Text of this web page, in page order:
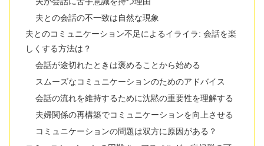
夫との会話の不一致は自然な現象
夫とのコミュニケーション不足によるイライラ: 会話を楽
しくする方法は？
会話が途切れたときは褒めることから始める
スムーズなコミュニケーションのためのアドバイス
会話の流れを維持するために沈黙の重要性を理解する
夫婦関係の再構築でコミュニケーションを向上させる
コミュニケーションの問題は双方に原因がある？